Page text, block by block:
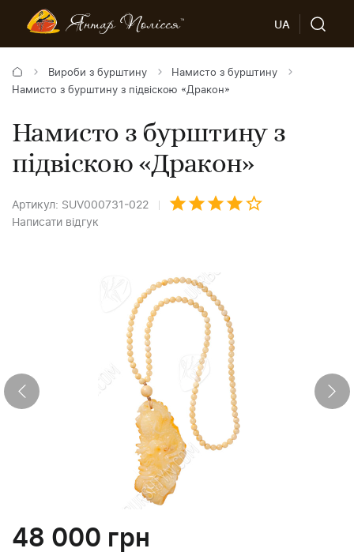
UA
Вироби з бурштину
Намисто з бурштину
Намисто з бурштину з підвіскою «Дракон»
Намисто з бурштину з
підвіскою «Дракон»
Артикул: SUV000731-022
Написати відгук
48 000 грн